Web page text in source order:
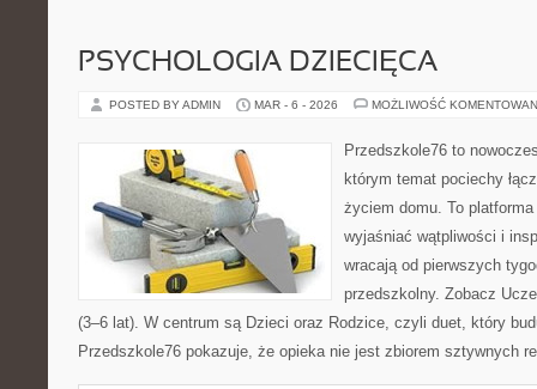
PSYCHOLOGIA DZIECIĘCA
POSTED BY ADMIN MAR - 6 - 2026 MOŻLIWOŚĆ
Przedszkole76 to
którym temat pociechy
życiem domu. To
wyjaśniać wątpliwości i
wracają od pierwszych
przedszkolny. Zobacz
(3–6 lat). W centrum są Dzieci oraz Rodzice, czyli duet, który
Przedszkole76 pokazuje, że opieka nie jest zbiorem sztywnych